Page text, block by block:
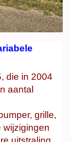
die in 2004
aantal
grille,
wijzigingen